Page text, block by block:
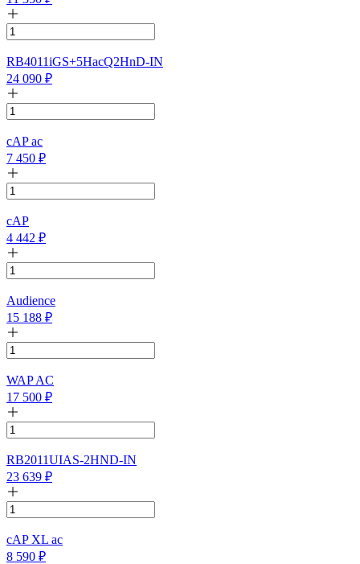
RB4011iGS+5HacQ2HnD-IN
24 090 ₽
cAP ac
7 450 ₽
cAP
4 442 ₽
Audience
15 188 ₽
WAP AC
17 500 ₽
RB2011UIAS-2HND-IN
23 639 ₽
cAP XL ac
8 590 ₽